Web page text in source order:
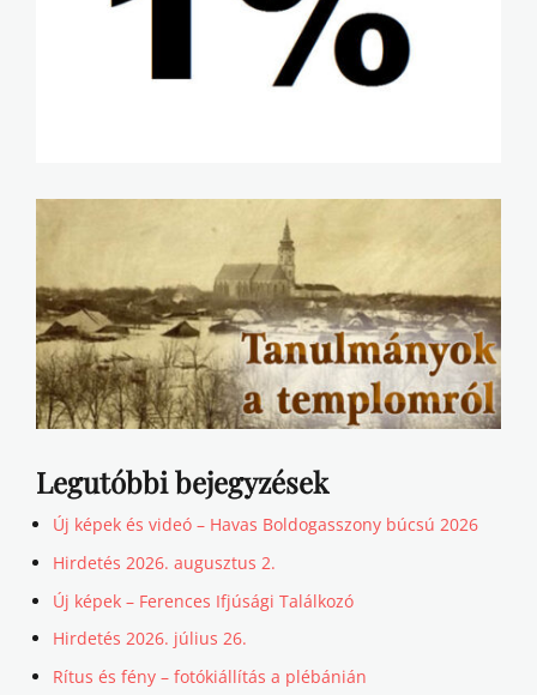
Legutóbbi bejegyzések
Új képek és videó – Havas Boldogasszony búcsú 2026
Hirdetés 2026. augusztus 2.
Új képek – Ferences Ifjúsági Találkozó
Hirdetés 2026. július 26.
Rítus és fény – fotókiállítás a plébánián